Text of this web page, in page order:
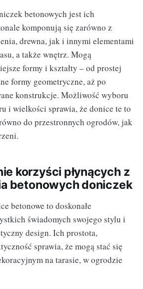
betonowych jest ich
komponują się zarówno z
drewna, jak i innymi elementami
a także wnętrz. Mogą
formy i kształty – od prostej
formy geometryczne, aż po
konstrukcje. Możliwość wyboru
i wielkości sprawia, że donice te to
do przestronnych ogrodów, jak
korzyści płynących z
betonowych doniczek
betonowe to doskonałe
świadomych swojego stylu i
design. Ich prostota,
sprawia, że mogą stać się
na tarasie, w ogrodzie